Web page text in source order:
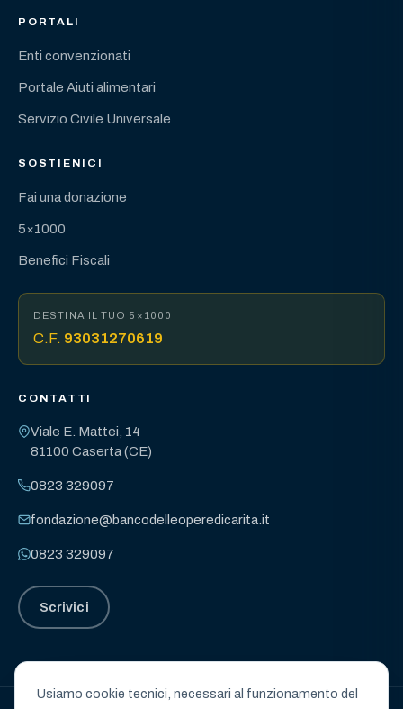
PORTALI
Enti convenzionati
Portale Aiuti alimentari
Servizio Civile Universale
SOSTIENICI
Fai una donazione
5×1000
Benefici Fiscali
DESTINA IL TUO 5×1000
C.F. 93031270619
CONTATTI
Viale E. Mattei, 14
81100 Caserta (CE)
0823 329097
fondazione@bancodelleoperedicarita.it
0823 329097
Scrivici
Usiamo cookie tecnici, necessari al funzionamento del